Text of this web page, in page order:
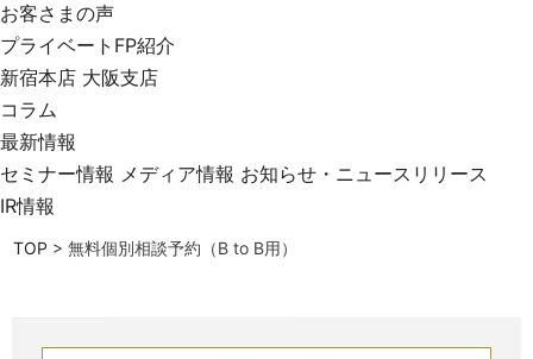
お客さまの声
プライベートFP紹介
新宿本店 大阪支店
コラム
最新情報
セミナー情報 メディア情報 お知らせ・ニュースリリース
IR情報
TOP >無料個別相談予約（B to B用）